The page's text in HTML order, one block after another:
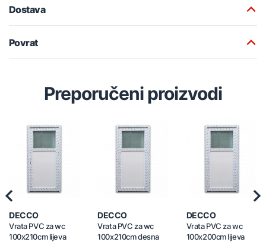
Dostava
Povrat
Preporučeni proizvodi
DECCO
Vrata PVC za wc
100x210cm lijeva
DECCO
Vrata PVC za wc
100x210cm desna
DECCO
Vrata PVC za wc
100x200cm lijeva